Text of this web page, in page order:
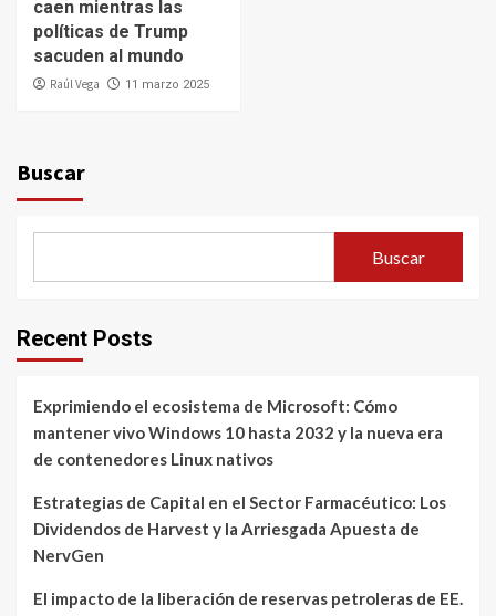
caen mientras las
políticas de Trump
sacuden al mundo
Raúl Vega 11 marzo 2025
Buscar
Buscar
Recent Posts
Exprimiendo el ecosistema de Microsoft: Cómo
mantener vivo Windows 10 hasta 2032 y la nueva era
de contenedores Linux nativos
Estrategias de Capital en el Sector Farmacéutico: Los
Dividendos de Harvest y la Arriesgada Apuesta de
NervGen
El impacto de la liberación de reservas petroleras de EE.